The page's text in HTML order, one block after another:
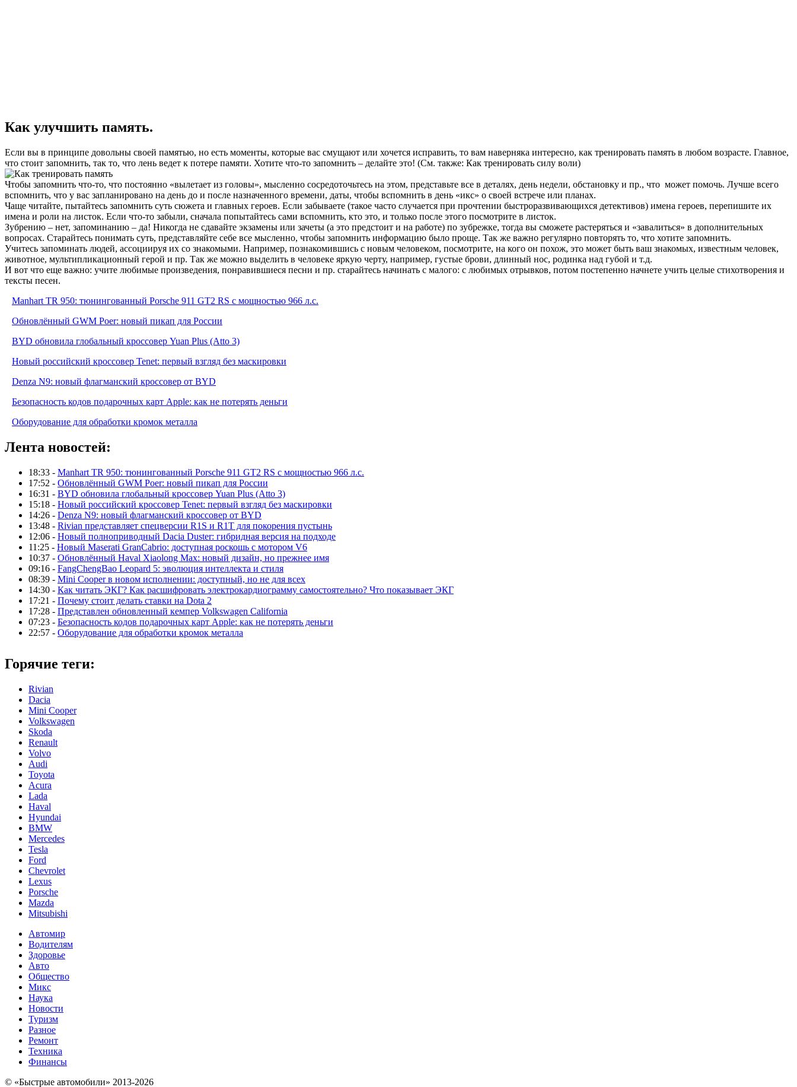
Как улучшить память.
Если вы в принципе довольны своей памятью, но есть моменты, которые вас смущают или хочется исправить, то вам наверняка интересно, как тренировать память в любом возрасте. Главное,
что стоит запомнить, так то, что лень ведет к потере памяти. Хотите что-то запомнить – делайте это! (См. также: Как тренировать силу воли)
Чтобы запомнить что-то, что постоянно «вылетает из головы», мысленно сосредоточьтесь на этом, представьте все в деталях, день недели, обстановку и пр., что может помочь. Лучше всего
вспомнить, что у вас запланировано на день до и после назначенного времени, даты, чтобы вспомнить в день «икс» о своей встрече или планах.
Чаще читайте, пытайтесь запомнить суть сюжета и главных героев. Если забываете (такое часто случается при прочтении быстроразвивающихся детективов) имена героев, перепишите их
имена и роли на листок. Если что-то забыли, сначала попытайтесь сами вспомнить, кто это, и только после этого посмотрите в листок.
Зубрению – нет, запоминанию – да! Никогда не сдавайте экзамены или зачеты (а это предстоит и на работе) по зубрежке, тогда вы сможете растеряться и «завалиться» в дополнительных
вопросах. Старайтесь понимать суть, представляйте себе все мысленно, чтобы запомнить информацию было проще. Так же важно регулярно повторять то, что хотите запомнить.
Учитесь запоминать людей, ассоциируя их со знакомыми. Например, познакомившись с новым человеком, посмотрите, на кого он похож, это может быть ваш знакомых, известным человек,
животное, мультипликационный герой и пр. Так же можно выделить в человеке яркую черту, например, густые брови, длинный нос, родинка над губой и т.д.
И вот что еще важно: учите любимые произведения, понравившиеся песни и пр. старайтесь начинать с малого: с любимых отрывков, потом постепенно начнете учить целые стихотворения и
тексты песен.
Manhart TR 950: тюнингованный Porsche 911 GT2 RS с мощностью 966 л.с.
Обновлённый GWM Poer: новый пикап для России
BYD обновила глобальный кроссовер Yuan Plus (Atto 3)
Новый российский кроссовер Tenet: первый взгляд без маскировки
Denza N9: новый флагманский кроссовер от BYD
Безопасность кодов подарочных карт Apple: как не потерять деньги
Оборудование для обработки кромок металла
Лента новостей:
18:33 - Manhart TR 950: тюнингованный Porsche 911 GT2 RS с мощностью 966 л.с.
17:52 - Обновлённый GWM Poer: новый пикап для России
16:31 - BYD обновила глобальный кроссовер Yuan Plus (Atto 3)
15:18 - Новый российский кроссовер Tenet: первый взгляд без маскировки
14:26 - Denza N9: новый флагманский кроссовер от BYD
13:48 - Rivian представляет спецверсии R1S и R1T для покорения пустынь
12:06 - Новый полноприводный Dacia Duster: гибридная версия на подходе
11:25 - Новый Maserati GranCabrio: доступная роскошь с мотором V6
10:37 - Обновлённый Haval Xiaolong Max: новый дизайн, но прежнее имя
09:16 - FangChengBao Leopard 5: эволюция интеллекта и стиля
08:39 - Mini Cooper в новом исполнении: доступный, но не для всех
14:30 - Как читать ЭКГ? Как расшифровать электрокардиограмму самостоятельно? Что показывает ЭКГ
17:21 - Почему стоит делать ставки на Dota 2
17:28 - Представлен обновленный кемпер Volkswagen California
07:23 - Безопасность кодов подарочных карт Apple: как не потерять деньги
22:57 - Оборудование для обработки кромок металла
Горячие теги:
Rivian
Dacia
Mini Cooper
Volkswagen
Skoda
Renault
Volvo
Audi
Toyota
Acura
Lada
Haval
Hyundai
BMW
Mercedes
Tesla
Ford
Chevrolet
Lexus
Porsche
Mazda
Mitsubishi
Автомир
Водителям
Здоровье
Авто
Общество
Микс
Наука
Новости
Туризм
Разное
Ремонт
Техника
Финансы
© «Быстрые автомобили» 2013-2026